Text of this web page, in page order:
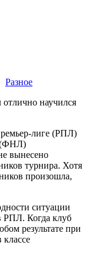
Разное
лиге (РПЛ)
(ФНЛ)
вынесено
турнира. Хотя
произошла,
ситуации
РПЛ. Когда клуб
результате при
классе